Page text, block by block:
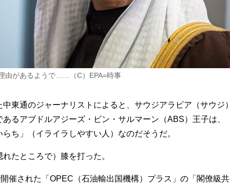
由があるようで……（C）EPA=時事
東通のジャーナリストによると、サウジアラビア（サウジ）
るアブドルアジーズ・ビン・サルマーン（ABS）王子は、
ち」（イライラしやすい人）なのだそうだ。
たところで）膝を打った。
催された「OPEC（石油輸出国機構）プラス」の「閣僚級共